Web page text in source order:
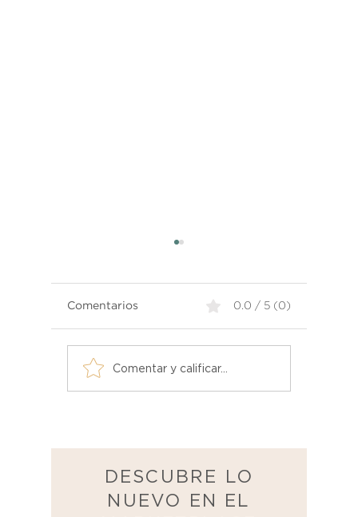
Asientos de Distinción:
Explora la Variedad de
Sillas en Atelier
Comentarios 0.0 / 5 (0)
Comentar y calificar...
DESCUBRE LO
NUEVO EN EL